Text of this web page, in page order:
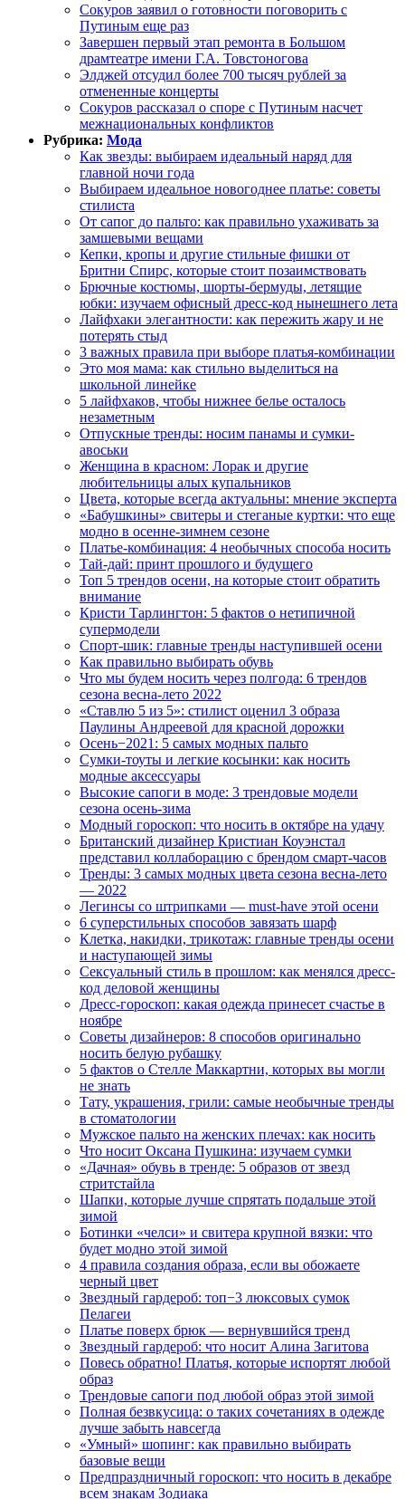
Сокуров заявил о готовности поговорить с
Путиным еще раз
Завершен первый этап ремонта в Большом
драмтеатре имени Г.А. Товстоногова
Элджей отсудил более 700 тысяч рублей за
отмененные концерты
Сокуров рассказал о споре с Путиным насчет
межнациональных конфликтов
Рубрика: Мода
Как звезды: выбираем идеальный наряд для
главной ночи года
Выбираем идеальное новогоднее платье: советы
стилиста
От сапог до пальто: как правильно ухаживать за
замшевыми вещами
Кепки, кропы и другие стильные фишки от
Бритни Спирс, которые стоит позаимствовать
Брючные костюмы, шорты-бермуды, летящие
юбки: изучаем офисный дресс-код нынешнего лета
Лайфхаки элегантности: как пережить жару и не
потерять стыд
3 важных правила при выборе платья-комбинации
Это моя мама: как стильно выделиться на
школьной линейке
5 лайфхаков, чтобы нижнее белье осталось
незаметным
Отпускные тренды: носим панамы и сумки-
авоськи
Женщина в красном: Лорак и другие
любительницы алых купальников
Цвета, которые всегда актуальны: мнение эксперта
«Бабушкины» свитеры и стеганые куртки: что еще
модно в осенне-зимнем сезоне
Платье-комбинация: 4 необычных способа носить
Тай-дай: принт прошлого и будущего
Топ 5 трендов осени, на которые стоит обратить
внимание
Кристи Тарлингтон: 5 фактов о нетипичной
супермодели
Спорт-шик: главные тренды наступившей осени
Как правильно выбирать обувь
Что мы будем носить через полгода: 6 трендов
сезона весна-лето 2022
«Ставлю 5 из 5»: стилист оценил 3 образа
Паулины Андреевой для красной дорожки
Осень−2021: 5 самых модных пальто
Сумки-тоуты и легкие косынки: как носить
модные аксессуары
Высокие сапоги в моде: 3 трендовые модели
сезона осень-зима
Модный гороскоп: что носить в октябре на удачу
Британский дизайнер Кристиан Коуэнстал
представил коллаборацию с брендом смарт-часов
Тренды: 3 самых модных цвета сезона весна-лето
— 2022
Легинсы со штрипками — must-have этой осени
6 суперстильных способов завязать шарф
Клетка, накидки, трикотаж: главные тренды осени
и наступающей зимы
Сексуальный стиль в прошлом: как менялся дресс-
код деловой женщины
Дресс-гороскоп: какая одежда принесет счастье в
ноябре
Советы дизайнеров: 8 способов оригинально
носить белую рубашку
5 фактов о Стелле Маккартни, которых вы могли
не знать
Тату, украшения, грили: самые необычные тренды
в стоматологии
Мужское пальто на женских плечах: как носить
Что носит Оксана Пушкина: изучаем сумки
«Дачная» обувь в тренде: 5 образов от звезд
стритстайла
Шапки, которые лучше спрятать подальше этой
зимой
Ботинки «челси» и свитера крупной вязки: что
будет модно этой зимой
4 правила создания образа, если вы обожаете
черный цвет
Звездный гардероб: топ−3 люксовых сумок
Пелагеи
Платье поверх брюк — вернувшийся тренд
Звездный гардероб: что носит Алина Загитова
Повесь обратно! Платья, которые испортят любой
образ
Трендовые сапоги под любой образ этой зимой
Полная безвкусица: о таких сочетаниях в одежде
лучше забыть навсегда
«Умный» шопинг: как правильно выбирать
базовые вещи
Предпраздничный гороскоп: что носить в декабре
всем знакам Зодиака